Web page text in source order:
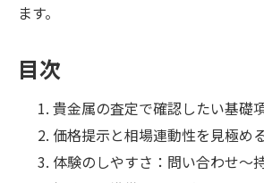
ます。
目次
貴金属の査定で確認したい基礎
価格提示と相場連動性を見極め
体験のしやすさ：問い合わせ〜